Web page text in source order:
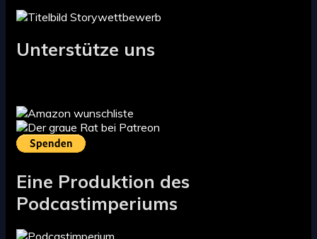
Unterstütze uns
Eine Produktion des
Podcastimperiums